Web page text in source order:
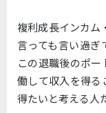
複利成長インカム
言っても言い過ぎ
この退職後のポ
働して収入を得る
得たいと考える人